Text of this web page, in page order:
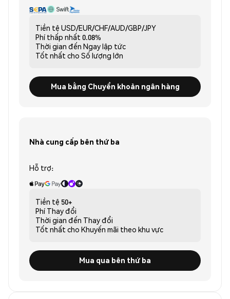
Tiền tệ USD/EUR/CHF/AUD/GBP/JPY
Phí thấp nhất 0.08%
Thời gian đến Ngay lập tức
Tốt nhất cho Số lượng lớn
Mua bằng Chuyển khoản ngân hàng
Nhà cung cấp bên thứ ba
Hỗ trợ:
Tiền tệ 50+
Phí Thay đổi
Thời gian đến Thay đổi
Tốt nhất cho Khuyến mãi theo khu vực
Mua qua bên thứ ba